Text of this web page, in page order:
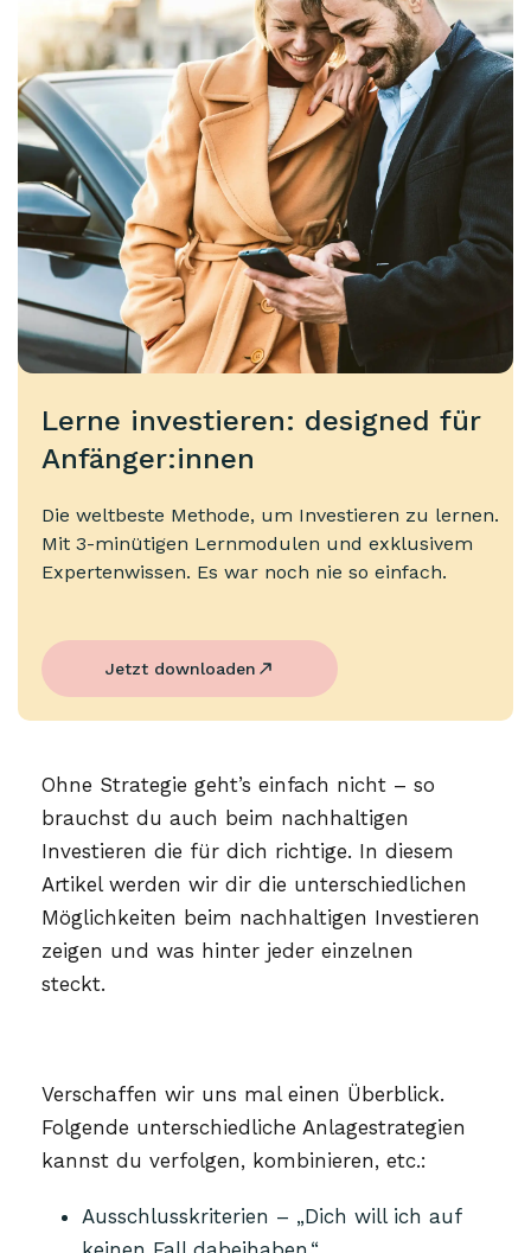
Lerne investieren: designed für
Anfänger:innen
Die weltbeste Methode, um Investieren zu lernen.
Mit 3-minütigen Lernmodulen und exklusivem
Expertenwissen. Es war noch nie so einfach.
Jetzt downloaden
Ohne Strategie geht’s einfach nicht – so
brauchst du auch beim nachhaltigen
Investieren die für dich richtige. In diesem
Artikel werden wir dir die unterschiedlichen
Möglichkeiten beim nachhaltigen Investieren
zeigen und was hinter jeder einzelnen
steckt.
Verschaffen wir uns mal einen Überblick.
Folgende unterschiedliche Anlagestrategien
kannst du verfolgen, kombinieren, etc.:
Ausschlusskriterien – „Dich will ich auf